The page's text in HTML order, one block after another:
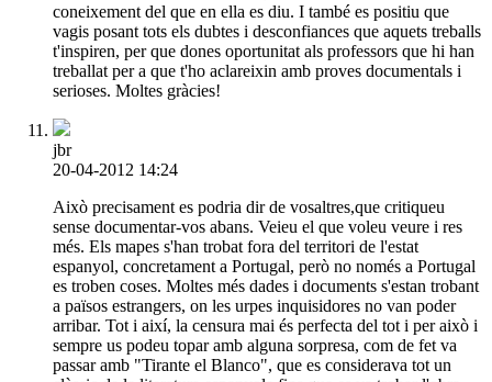
coneixement del que en ella es diu. I també es positiu que
vagis posant tots els dubtes i desconfiances que aquets treballs
t'inspiren, per que dones oportunitat als professors que hi han
treballat per a que t'ho aclareixin amb proves documentals i
serioses. Moltes gràcies!
jbr
20-04-2012 14:24
Això precisament es podria dir de vosaltres,que critiqueu
sense documentar-vos abans. Veieu el que voleu veure i res
més. Els mapes s'han trobat fora del territori de l'estat
espanyol, concretament a Portugal, però no només a Portugal
es troben coses. Moltes més dades i documents s'estan trobant
a països estrangers, on les urpes inquisidores no van poder
arribar. Tot i així, la censura mai és perfecta del tot i per això i
sempre us podeu topar amb alguna sorpresa, com de fet va
passar amb "Tirante el Blanco", que es considerava tot un